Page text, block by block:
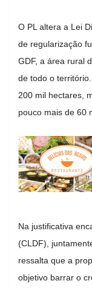
O PL altera a Lei
de regularização
GDF, a área rural
de todo o
200 mil hectares,
pouco mais de 60
Na justificativa
(CLDF),
ressalta que a
objetivo barrar o